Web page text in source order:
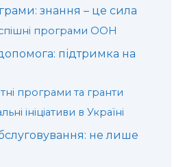
знання – це сила
програми ООН
підтримка на
програми та гранти
ініціативи в Україні
не лише